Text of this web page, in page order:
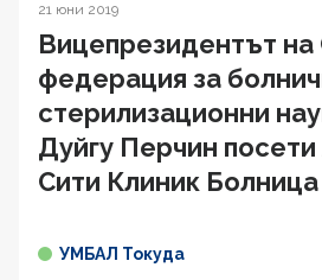
21 юни 2019
Вицепрезидентът на
федерация за
стерилизационни
Дуйгу Перчин
Сити Клиник
УМБАЛ Токуда